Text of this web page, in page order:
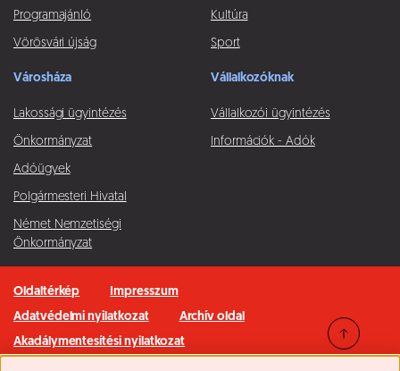
Programajánló
Vörösvári újság
Kultúra
Sport
Városháza
Lakossági ügyintézés
Önkormányzat
Adóügyek
Polgármesteri Hivatal
Német Nemzetiségi
Önkormányzat
Vállalkozóknak
Vállalkozói ügyintézés
Információk - Adók
Oldaltérkép
Impresszum
Adatvédelmi nyilatkozat
Archív oldal
Akadálymentesítési nyilatkozat